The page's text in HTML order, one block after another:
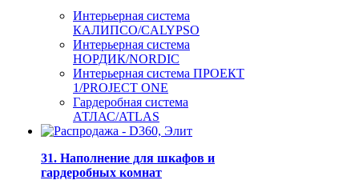
Интерьерная система
КАЛИПСО/CALYPSO
Интерьерная система
НОРДИК/NORDIC
Интерьерная система ПРОЕКТ
1/PROJECT ONE
Гардеробная система
АТЛАС/ATLAS
31. Наполнение для шкафов и
гардеробных комнат